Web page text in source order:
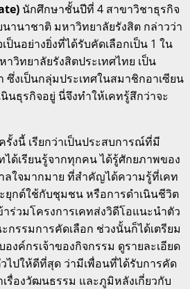
นักศึกษาชั้นปีที่ 4 สาขาวิชาธุรกิจ
นานาชาติ มหาวิทยาลัยรังสิต กล่าวว่า
ป็นอย่างยิ่งที่ได้รับคัดเลือกเป็น 1 ใน
วิทยาลัยรังสิตประเทศไทย เป็น
งเป็นกลุ่มประเทศในสมาชิกอาเซียน
นธุรกิจอยู่ นี่จึงทำให้เคทรู้สึกว่าจะ
รั้งนี้ เรียกว่าเป็นประสบการณ์ที่มี
ด้เรียนรู้จากทุกคน ได้รู้ศักยภาพของ
าลใจมากมาย ที่สำคัญได้ความรู้ที่เคท
ยุกต์ใช้กับชุมชน หรือการดำเนินชีวิต
ร่วมโครงการเคทส่งวิดีโอแนะนำตัว
กรรมการคัดเลือก ช่วงนั้นก็ได้เตรียม
งค์กรเจ้าของกิจกรรม ดูรายละเอียด
ไปให้ดีที่สุด ว่ามีเพื่อนที่ได้รับการคัด
เรื่องวัฒนธรรม และภูมิหลังเกี่ยวกับ